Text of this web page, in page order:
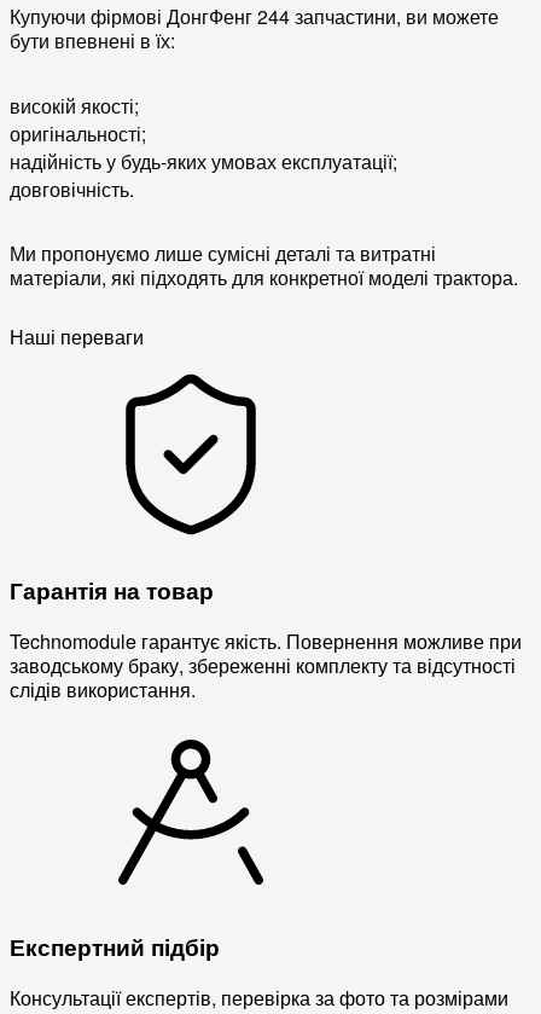
Купуючи фірмові ДонгФенг 244 запчастини, ви можете
бути впевнені в їх:
високій якості;
оригінальності;
надійність у будь-яких умовах експлуатації;
довговічність.
Ми пропонуємо лише сумісні деталі та витратні
матеріали, які підходять для конкретної моделі трактора.
Наші переваги
Гарантія на товар
Technomodule гарантує якість. Повернення можливе при
заводському браку, збереженні комплекту та відсутності
слідів використання.
Експертний підбір
Консультації експертів, перевірка за фото та розмірами